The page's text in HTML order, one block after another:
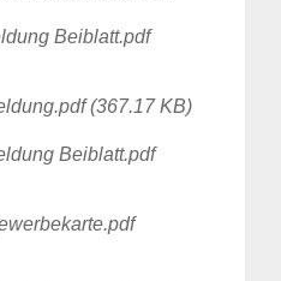
Beiblatt.pdf
(367.17 KB)
Beiblatt.pdf